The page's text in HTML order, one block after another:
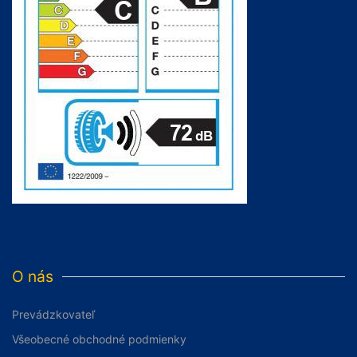
O nás
Prevádzkovateľ
Všeobecné obchodné podmienky